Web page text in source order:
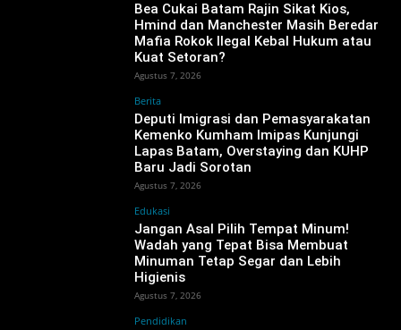
‎Bea Cukai Batam Rajin Sikat Kios,
Hmind dan Manchester Masih Beredar
Mafia Rokok Ilegal Kebal Hukum atau
Kuat Setoran?
Agustus 7, 2026
Berita
‎Deputi Imigrasi dan Pemasyarakatan
Kemenko Kumham Imipas Kunjungi
Lapas Batam, Overstaying dan KUHP
Baru Jadi Sorotan
Agustus 7, 2026
Edukasi
Jangan Asal Pilih Tempat Minum!
Wadah yang Tepat Bisa Membuat
Minuman Tetap Segar dan Lebih
Higienis
Agustus 7, 2026
Pendidikan